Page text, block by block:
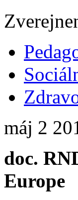
máj 2
doc.
Europe